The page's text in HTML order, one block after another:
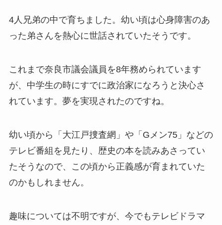
4人兄弟の中で育ちました。幼い頃は心身障害のあ
った弟さんを熱心に世話されていたそうです。
これまで奈良市議会議員を8年務められています
が、中学生の時にすでに政治家になろうと決心さ
れています。夢を実現されたのですね。
幼い頃から「大江戸捜査網」や「Gメン75」などの
テレビ番組を見たり、歴史の本を読みあさってい
たそうなので、この頃から正義感が育まれていた
のかもしれません。
趣味については不明ですが、今でもテレビドラマ